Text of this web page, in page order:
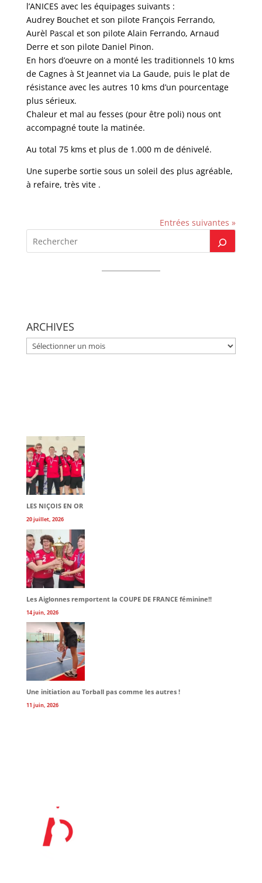
l’ANICES avec les équipages suivants :
Audrey Bouchet et son pilote François Ferrando,
Aurèl Pascal et son pilote Alain Ferrando, Arnaud
Derre et son pilote Daniel Pinon.
En hors d’oeuvre on a monté les traditionnels 10 kms
de Cagnes à St Jeannet via La Gaude, puis le plat de
résistance avec les autres 10 kms d’un pourcentage
plus sérieux.
Chaleur et mal au fesses (pour être poli) nous ont
accompagné toute la matinée.
Au total 75 kms et plus de 1.000 m de dénivelé.
Une superbe sortie sous un soleil des plus agréable,
à refaire, très vite .
Entrées suivantes »
ARCHIVES
ARCHIVES
LES NIÇOIS EN OR
20 juillet, 2026
Les Aiglonnes remportent la COUPE DE FRANCE féminine!!
14 juin, 2026
Une initiation au Torball pas comme les autres !
11 juin, 2026